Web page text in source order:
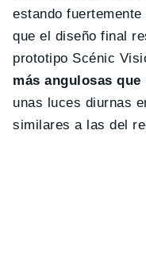
estando
que el diseño final
prototipo Scénic
más angulosas que
unas luces diurnas
similares a las del